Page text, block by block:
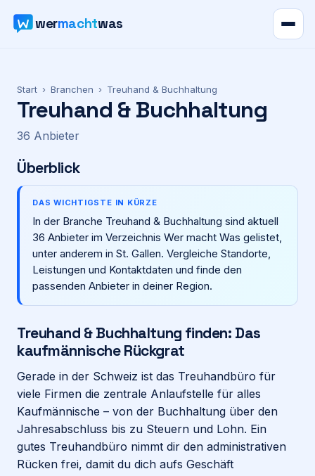
wermachtwas
Karte
Ratgeber
Werbung
Preise
Für Firmen
Login
Firma eintragen
Start › Branchen › Treuhand & Buchhaltung
Treuhand & Buchhaltung
36 Anbieter
Überblick
DAS WICHTIGSTE IN KÜRZE
In der Branche Treuhand & Buchhaltung sind aktuell
36 Anbieter im Verzeichnis Wer macht Was gelistet,
unter anderem in St. Gallen. Vergleiche Standorte,
Leistungen und Kontaktdaten und finde den
passenden Anbieter in deiner Region.
Treuhand & Buchhaltung finden: Das
kaufmännische Rückgrat
Gerade in der Schweiz ist das Treuhandbüro für
viele Firmen die zentrale Anlaufstelle für alles
Kaufmännische – von der Buchhaltung über den
Jahresabschluss bis zu Steuern und Lohn. Ein
gutes Treuhandbüro nimmt dir den administrativen
Rücken frei, damit du dich aufs Geschäft